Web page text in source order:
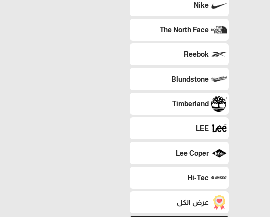
Nike
The North Face
Reebok
Blundstone
Timberland
LEE
Lee Coper
Hi-Tec
عرض الكل